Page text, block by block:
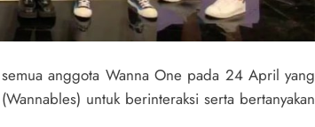
anggota Wanna One pada 24 April yang
untuk berinteraksi serta bertanyakan